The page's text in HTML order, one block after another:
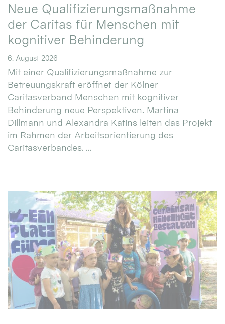
Neue Qualifizierungsmaßnahme
der Caritas für Menschen mit
kognitiver Behinderung
6. August 2026
Mit einer Qualifizierungsmaßnahme zur
Betreuungskraft eröffnet der Kölner
Caritasverband Menschen mit kognitiver
Behinderung neue Perspektiven. Martina
Dillmann und Alexandra Katins leiten das Projekt
im Rahmen der Arbeitsorientierung des
Caritasverbandes. ...